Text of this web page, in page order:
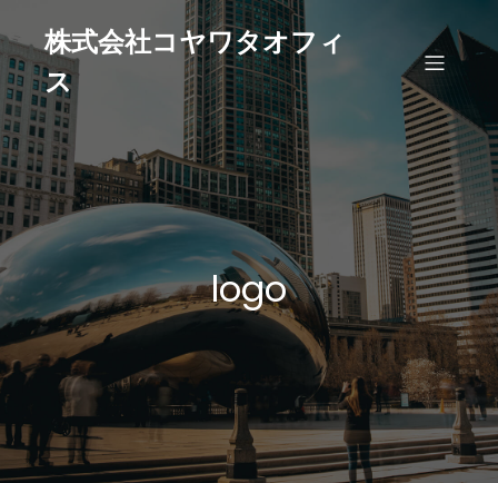
株式会社コヤワタオフィ
ス
logo